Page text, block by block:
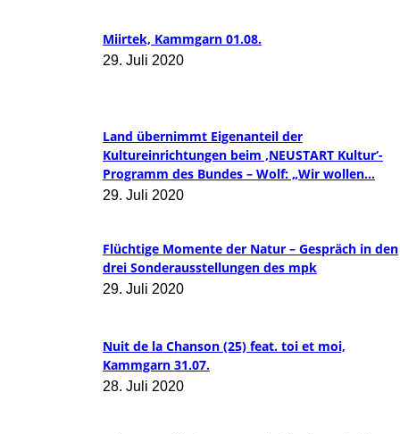
Miirtek, Kammgarn 01.08.
29. Juli 2020
Land übernimmt Eigenanteil der
Kultureinrichtungen beim ‚NEUSTART Kultur‘-
Programm des Bundes – Wolf: „Wir wollen...
29. Juli 2020
Flüchtige Momente der Natur – Gespräch in den
drei Sonderausstellungen des mpk
29. Juli 2020
Nuit de la Chanson (25) feat. toi et moi,
Kammgarn 31.07.
28. Juli 2020